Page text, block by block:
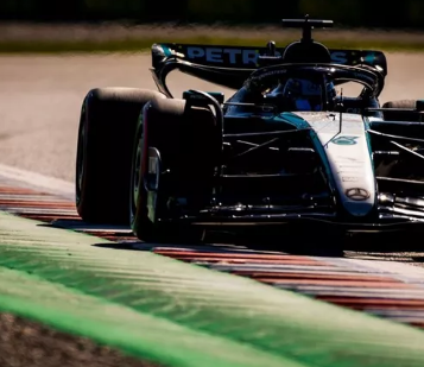
FÓRMULA E